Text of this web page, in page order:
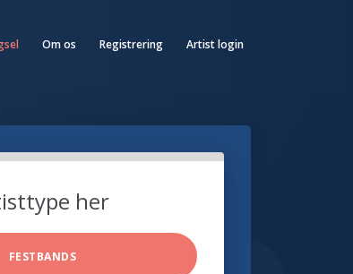
Om os Registrering Artist login
her
FESTBANDS